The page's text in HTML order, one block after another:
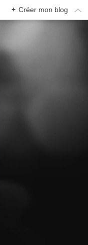
+ Créer mon blog